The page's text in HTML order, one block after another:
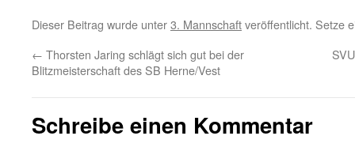
Dieser Beitrag wurde unter3. Mannschaftveröffentlicht. Setze
← Thorsten Jaring schlägt sich gut bei der
Blitzmeisterschaft des SB Herne/Vest
Schreibe einen Kommentar